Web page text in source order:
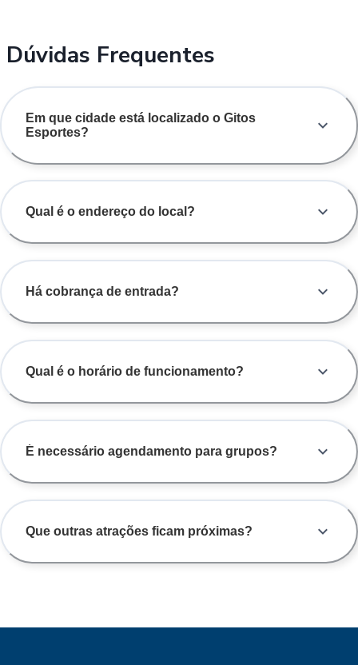
Dúvidas Frequentes
Em que cidade está localizado o Gitos
Esportes?
Qual é o endereço do local?
Há cobrança de entrada?
Qual é o horário de funcionamento?
É necessário agendamento para grupos?
Que outras atrações ficam próximas?